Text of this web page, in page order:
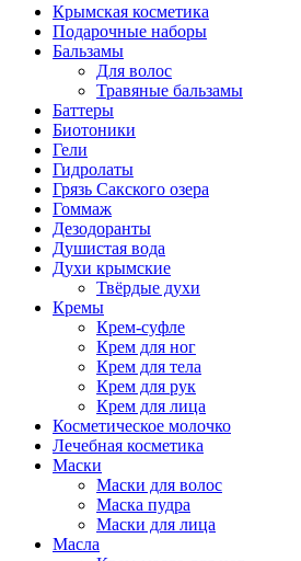
Крымская косметика
Подарочные наборы
Бальзамы
Для волос
Травяные бальзамы
Баттеры
Биотоники
Гели
Гидролаты
Грязь Сакского озера
Гоммаж
Дезодоранты
Душистая вода
Духи крымские
Твёрдые духи
Кремы
Крем-суфле
Крем для ног
Крем для тела
Крем для рук
Крем для лица
Косметическое молочко
Лечебная косметика
Маски
Маски для волос
Маска пудра
Маски для лица
Масла